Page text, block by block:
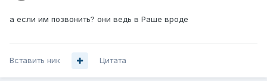
а если им позвонить? они ведь в Раше вроде
Вставить ник Цитата